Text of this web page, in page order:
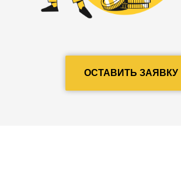
ОСТАВИТЬ ЗАЯВКУ